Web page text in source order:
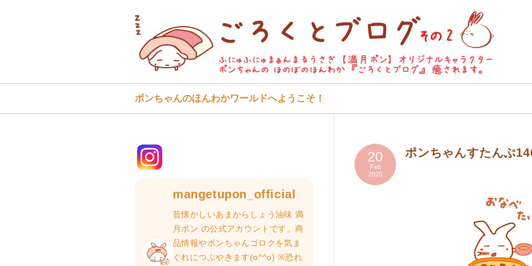
ポンちゃんのほんわかワールドへようこそ！
20
Feb
2020
ポンちゃんすたんぷ
mangetupon_official
昔懐かしいあまからしょう油味 満
月ポン の公式アカウントです。商
品情報やポンちゃんゴロクを気ま
ぐれにつぶやきます(o^^o) ※恐れ